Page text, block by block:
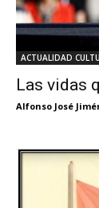
ACTUALIDAD
Las vidas
Alfonso José